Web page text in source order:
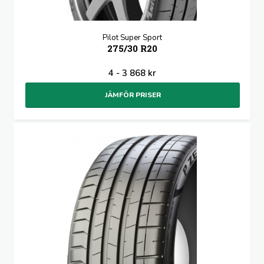
Pilot Super Sport
275/30 R20
4 - 3 868 kr
JÄMFÖR PRISER